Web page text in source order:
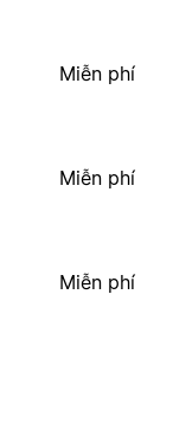
Miễn phí
Miễn phí
Miễn phí